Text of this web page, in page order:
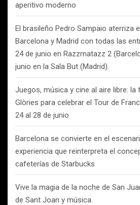
aperitivo moderno
El brasileño Pedro Sampaio aterriza
Barcelona y Madrid con todas las
24 de junio en Razzmatazz 2
junio en la Sala But (Madrid).
Juegos, música y cine al aire libre: la
Glòries para celebrar el Tour de
24 al 28 de junio
Barcelona se convierte en el
experiencia que reinterpreta el
cafeterías de Starbucks
Vive la magia de la noche de San
de Sant Joan y música.